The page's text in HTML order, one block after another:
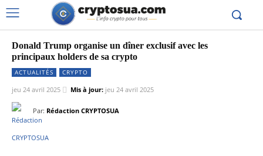
Donald Trump organise un dîner exclusif avec les
principaux holders de sa crypto
ACTUALITÉS CRYPTO
jeu 24 avril 2025 Mis à jour: jeu 24 avril 2025
Par: Rédaction CRYPTOSUA